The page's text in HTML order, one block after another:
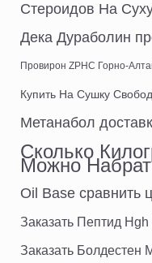
Стероидов На
Дека Дураболин
Провирон ZPHC Горно-
Купить На Сушку
Метанабол
Сколько
Можно
Oil Base сравнить
Заказать Пептид
Заказать Болдестен